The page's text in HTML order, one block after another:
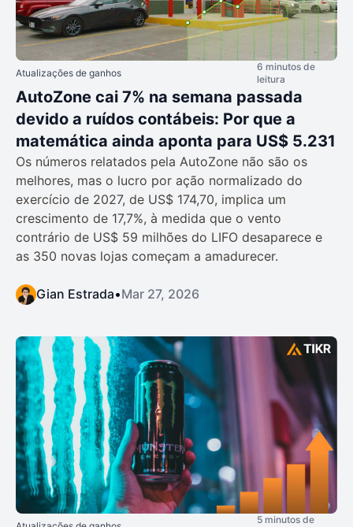
Atualizações de ganhos
6 minutos de
leitura
AutoZone cai 7% na semana passada
devido a ruídos contábeis: Por que a
matemática ainda aponta para US$ 5.231
Os números relatados pela AutoZone não são os
melhores, mas o lucro por ação normalizado do
exercício de 2027, de US$ 174,70, implica um
crescimento de 17,7%, à medida que o vento
contrário de US$ 59 milhões do LIFO desaparece e
as 350 novas lojas começam a amadurecer.
Gian Estrada•Mar 27, 2026
5 minutos de